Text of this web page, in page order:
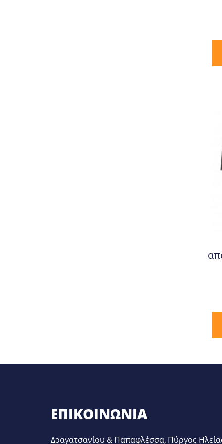
ΕΠΙΚΟΙΝΩΝΊΑ
Δραγατσανίου & Παπαφλέσσα, Πύργος